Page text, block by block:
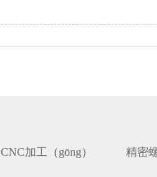
CNC加工（gōng） 精密